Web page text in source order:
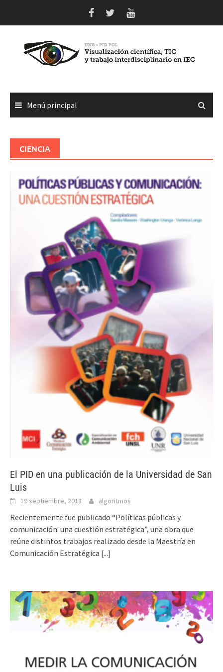
Menú principal
CIENCIA
El PID en una publicación de la Universidad de San
Luis
19 septiembre, 2018 algoritmos
Recientemente fue publicado “Políticas públicas y
comunicación: una cuestión estratégica”, una obra que
reúne distintos trabajos realizado desde la Maestría en
Comunicación Estratégica [...]